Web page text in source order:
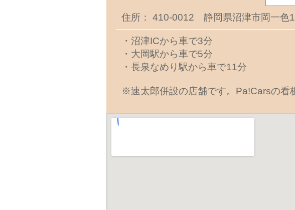
住所： 410-0012 静岡県沼津市岡一色
・沼津ICから車で3分
・大岡駅から車で5分
・長泉なめり駅から車で11分
※速太郎併設の店舗です。Pa!Carsの看